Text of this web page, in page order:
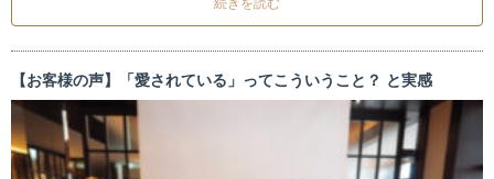
続きを読む
【お客様の声】「愛されている」ってこういうこと？ と実感